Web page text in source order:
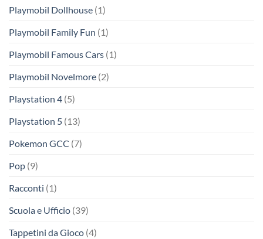
Playmobil Dollhouse (1)
Playmobil Family Fun (1)
Playmobil Famous Cars (1)
Playmobil Novelmore (2)
Playstation 4 (5)
Playstation 5 (13)
Pokemon GCC (7)
Pop (9)
Racconti (1)
Scuola e Ufficio (39)
Tappetini da Gioco (4)